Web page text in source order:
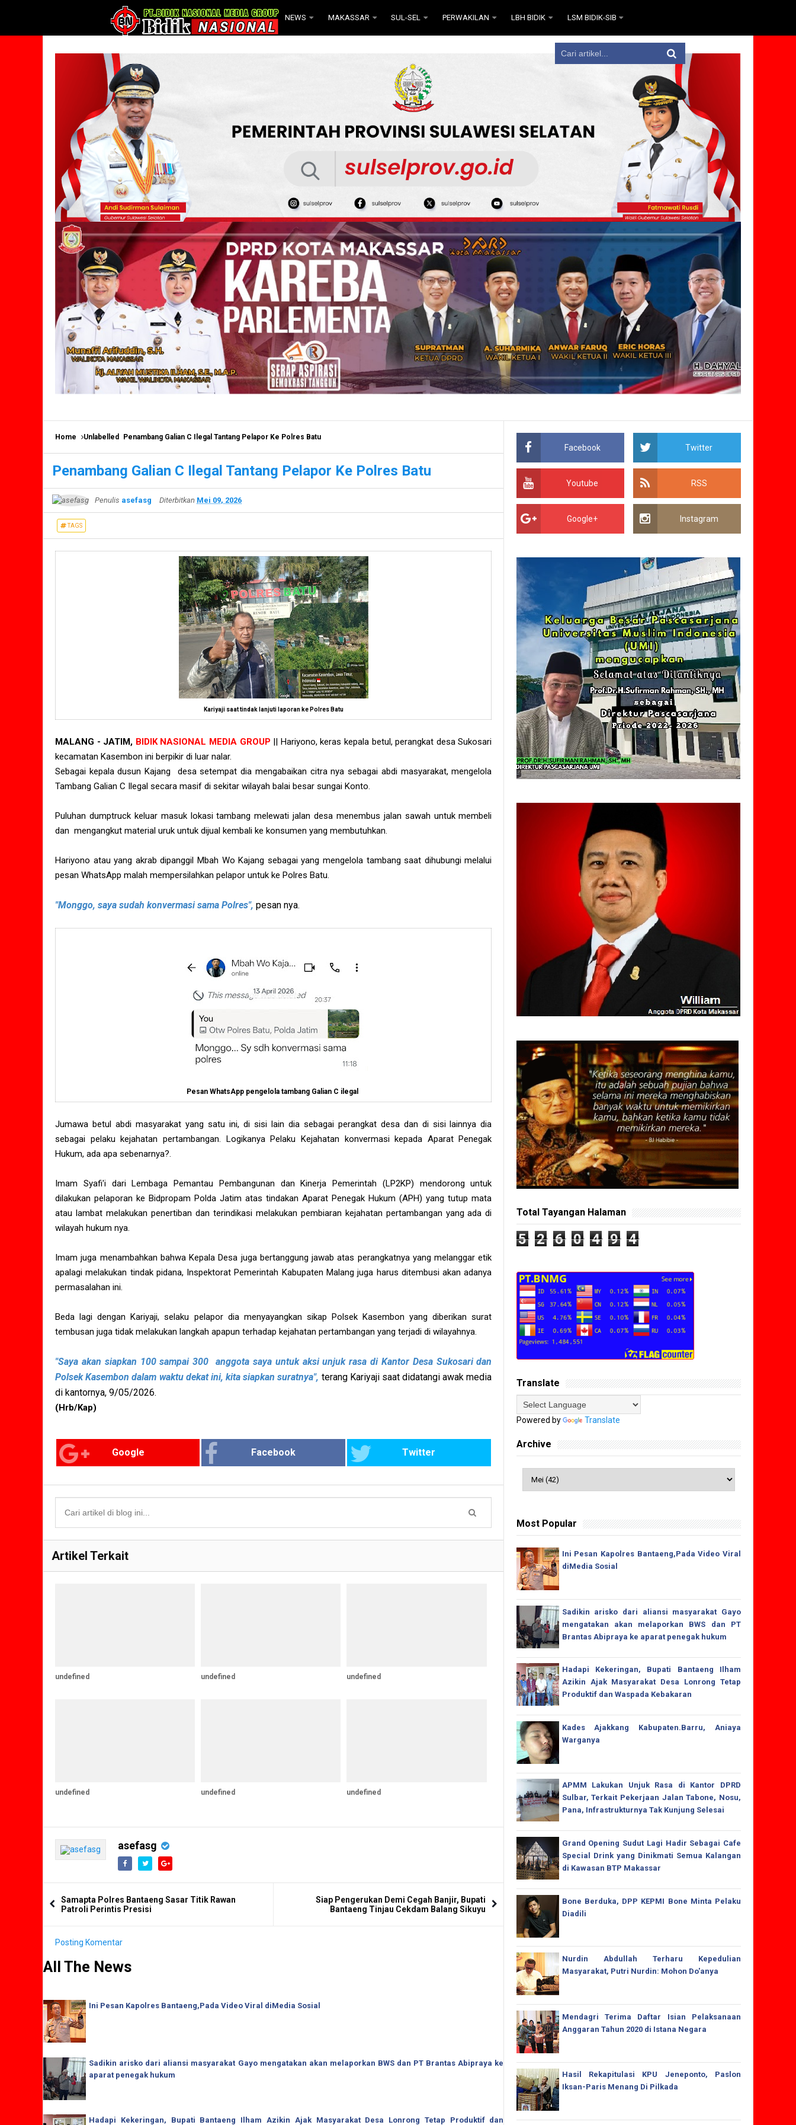
NEWS MAKASSAR SUL-SEL PERWAKILAN LBH BIDIK LSM BIDIK-SIB
Home Unlabelled Penambang Galian C Ilegal Tantang Pelapor Ke Polres Batu
Penambang Galian C Ilegal Tantang Pelapor Ke Polres Batu
Penulis asefasg Diterbitkan Mei 09, 2026
TAGS
Kariyaji saat tindak lanjuti laporan ke Polres Batu
MALANG - JATIM, BIDIK NASIONAL MEDIA GROUP || Hariyono, keras kepala betul, perangkat desa Sukosari
kecamatan Kasembon ini berpikir di luar nalar.
Sebagai kepala dusun Kajang desa setempat dia mengabaikan citra nya sebagai abdi masyarakat, mengelola
Tambang Galian C Ilegal secara masif di sekitar wilayah balai besar sungai Konto.
Puluhan dumptruck keluar masuk lokasi tambang melewati jalan desa menembus jalan sawah untuk membeli
dan mengangkut material uruk untuk dijual kembali ke konsumen yang membutuhkan.
Hariyono atau yang akrab dipanggil Mbah Wo Kajang sebagai yang mengelola tambang saat dihubungi melalui
pesan WhatsApp malah mempersilahkan pelapor untuk ke Polres Batu.
"Monggo, saya sudah konvermasi sama Polres", pesan nya.
Pesan WhatsApp pengelola tambang Galian C ilegal
Jumawa betul abdi masyarakat yang satu ini, di sisi lain dia sebagai perangkat desa dan di sisi lainnya dia
sebagai pelaku kejahatan pertambangan. Logikanya Pelaku Kejahatan konvermasi kepada Aparat Penegak
Hukum, ada apa sebenarnya?.
Imam Syafi'i dari Lembaga Pemantau Pembangunan dan Kinerja Pemerintah (LP2KP) mendorong untuk
dilakukan pelaporan ke Bidpropam Polda Jatim atas tindakan Aparat Penegak Hukum (APH) yang tutup mata
atau lambat melakukan penertiban dan terindikasi melakukan pembiaran kejahatan pertambangan yang ada di
wilayah hukum nya.
Imam juga menambahkan bahwa Kepala Desa juga bertanggung jawab atas perangkatnya yang melanggar etik
apalagi melakukan tindak pidana, Inspektorat Pemerintah Kabupaten Malang juga harus ditembusi akan adanya
permasalahan ini.
Beda lagi dengan Kariyaji, selaku pelapor dia menyayangkan sikap Polsek Kasembon yang diberikan surat
tembusan juga tidak melakukan langkah apapun terhadap kejahatan pertambangan yang terjadi di wilayahnya.
"Saya akan siapkan 100 sampai 300 anggota saya untuk aksi unjuk rasa di Kantor Desa Sukosari dan
Polsek Kasembon dalam waktu dekat ini, kita siapkan suratnya", terang Kariyaji saat didatangi awak media
di kantornya, 9/05/2026.
(Hrb/Kap)
Google Facebook Twitter
Artikel Terkait
undefined undefined undefined
undefined undefined undefined
asefasg
Samapta Polres Bantaeng Sasar Titik Rawan
Patroli Perintis Presisi
Siap Pengerukan Demi Cegah Banjir, Bupati
Bantaeng Tinjau Cekdam Balang Sikuyu
Posting Komentar
All The News
Ini Pesan Kapolres Bantaeng,Pada Video Viral diMedia Sosial
Sadikin arisko dari aliansi masyarakat Gayo mengatakan akan melaporkan BWS dan PT Brantas Abipraya ke
aparat penegak hukum
Hadapi Kekeringan, Bupati Bantaeng Ilham Azikin Ajak Masyarakat Desa Lonrong Tetap Produktif dan
Facebook Twitter
Youtube RSS
Google+ Instagram
Total Tayangan Halaman
5 2 6 0 4 9 4
Translate
Powered by Translate
Archive
Most Popular
Ini Pesan Kapolres Bantaeng,Pada Video Viral
diMedia Sosial
Sadikin arisko dari aliansi masyarakat Gayo
mengatakan akan melaporkan BWS dan PT
Brantas Abipraya ke aparat penegak hukum
Hadapi Kekeringan, Bupati Bantaeng Ilham
Azikin Ajak Masyarakat Desa Lonrong Tetap
Produktif dan Waspada Kebakaran
Kades Ajakkang Kabupaten.Barru, Aniaya
Warganya
APMM Lakukan Unjuk Rasa di Kantor DPRD
Sulbar, Terkait Pekerjaan Jalan Tabone, Nosu,
Pana, Infrastrukturnya Tak Kunjung Selesai
Grand Opening Sudut Lagi Hadir Sebagai Cafe
Special Drink yang Dinikmati Semua Kalangan
di Kawasan BTP Makassar
Bone Berduka, DPP KEPMI Bone Minta Pelaku
Diadili
Nurdin Abdullah Terharu Kepedulian
Masyarakat, Putri Nurdin: Mohon Do'anya
Mendagri Terima Daftar Isian Pelaksanaan
Anggaran Tahun 2020 di Istana Negara
Hasil Rekapitulasi KPU Jeneponto, Paslon
Iksan-Paris Menang Di Pilkada